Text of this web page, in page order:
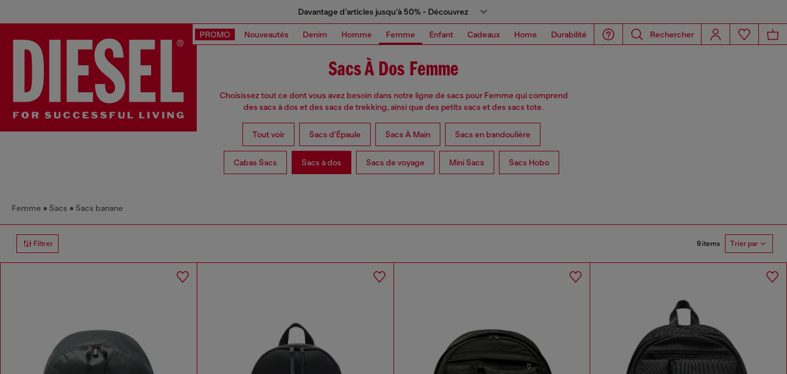
Davantage d’articles jusqu’à 50% - Découvrez
PROMO Nouveautés Denim Homme Femme Enfant Cadeaux Home Durabilité Rechercher
Sacs À Dos Femme
Choisissez tout ce dont vous avez besoin dans notre ligne de sacs pour Femme qui comprend
des sacs à dos et des sacs de trekking, ainsi que des petits sacs et des sacs tote.
Tout voir Sacs d'Épaule Sacs À Main Sacs en bandoulière
Cabas Sacs Sacs à dos Sacs de voyage Mini Sacs Sacs Hobo
Femme Sacs Sacs banane
Filtrer 9 items Trier par